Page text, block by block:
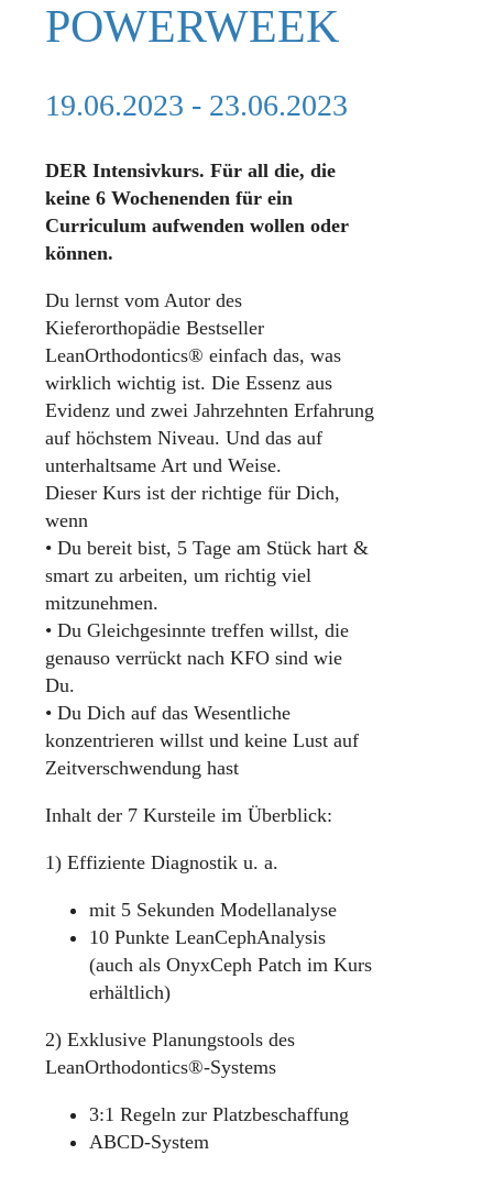
POWERWEEK
19.06.2023 - 23.06.2023
DER Intensivkurs. Für all die, die
keine 6 Wochenenden für ein
Curriculum aufwenden wollen oder
können.
Du lernst vom Autor des
Kieferorthopädie Bestseller
LeanOrthodontics® einfach das, was
wirklich wichtig ist. Die Essenz aus
Evidenz und zwei Jahrzehnten Erfahrung
auf höchstem Niveau. Und das auf
unterhaltsame Art und Weise.
Dieser Kurs ist der richtige für Dich,
wenn
• Du bereit bist, 5 Tage am Stück hart &
smart zu arbeiten, um richtig viel
mitzunehmen.
• Du Gleichgesinnte treffen willst, die
genauso verrückt nach KFO sind wie
Du.
• Du Dich auf das Wesentliche
konzentrieren willst und keine Lust auf
Zeitverschwendung hast
Inhalt der 7 Kursteile im Überblick:
1) Effiziente Diagnostik u. a.
mit 5 Sekunden Modellanalyse
10 Punkte LeanCephAnalysis
(auch als OnyxCeph Patch im Kurs
erhältlich)
2) Exklusive Planungstools des
LeanOrthodontics®-Systems
3:1 Regeln zur Platzbeschaffung
ABCD-System